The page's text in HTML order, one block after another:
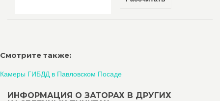
Смотрите также:
Камеры ГИБДД в Павловском Посаде
ИНФОРМАЦИЯ О ЗАТОРАХ В ДРУГИХ